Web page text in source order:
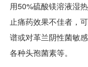
用50%硫酸镁溶液湿
止痛药效果不佳者，
谱或对革兰阴性菌敏
各种头孢菌素等。